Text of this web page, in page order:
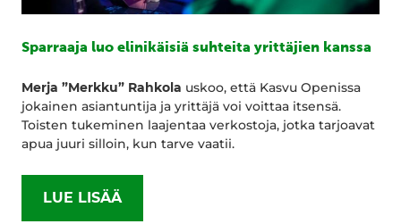
Sparraaja luo elinikäisiä suhteita yrittäjien kanssa
Merja ”Merkku” Rahkola uskoo, että Kasvu Openissa
jokainen asiantuntija ja yrittäjä voi voittaa itsensä.
Toisten tukeminen laajentaa verkostoja, jotka tarjoavat
apua juuri silloin, kun tarve vaatii.
LUE LISÄÄ